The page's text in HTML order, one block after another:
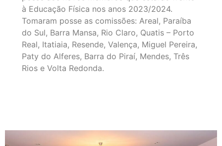
à Educação Física nos anos 2023/2024.
Tomaram posse as comissões: Areal, Paraíba
do Sul, Barra Mansa, Rio Claro, Quatis – Porto
Real, Itatiaia, Resende, Valença, Miguel Pereira,
Paty do Alferes, Barra do Piraí, Mendes, Três
Rios e Volta Redonda.